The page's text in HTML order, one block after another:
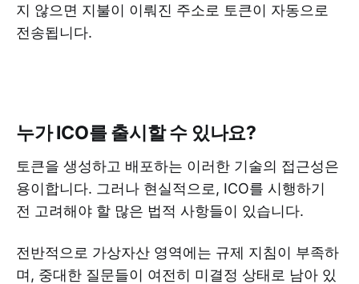
지 않으면 지불이 이뤄진 주소로 토큰이 자동으로
전송됩니다.
누가 ICO를 출시할 수 있나요?
토큰을 생성하고 배포하는 이러한 기술의 접근성은
용이합니다. 그러나 현실적으로, ICO를 시행하기
전 고려해야 할 많은 법적 사항들이 있습니다.
전반적으로 가상자산 영역에는 규제 지침이 부족하
며, 중대한 질문들이 여전히 미결정 상태로 남아 있